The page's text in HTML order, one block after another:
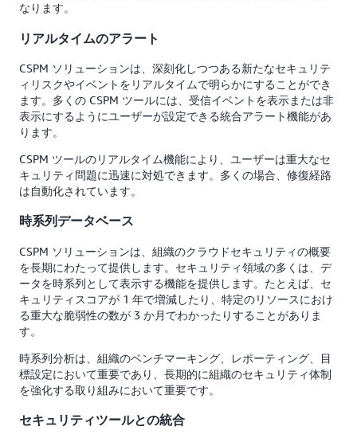
なります。
リアルタイムのアラート
CSPM ソリューションは、深刻化しつつある新たなセキュリテ
ィリスクやイベントをリアルタイムで明らかにすることができ
ます。多くの CSPM ツールには、受信イベントを表示または非
表示にするようにユーザーが設定できる統合アラート機能があ
ります。
CSPM ツールのリアルタイム機能により、ユーザーは重大なセ
キュリティ問題に迅速に対処できます。多くの場合、修復経路
は自動化されています。
時系列データベース
CSPM ソリューションは、組織のクラウドセキュリティの概要
を長期にわたって提供します。セキュリティ領域の多くは、デ
ータを時系列として表示する機能を提供します。たとえば、セ
キュリティスコアが 1 年で増減したり、特定のリソースにおけ
る重大な脆弱性の数が 3 か月でわかったりすることがありま
す。
時系列分析は、組織のベンチマーキング、レポーティング、目
標設定において重要であり、長期的に組織のセキュリティ体制
を強化する取り組みにおいて重要です。
セキュリティツールとの統合